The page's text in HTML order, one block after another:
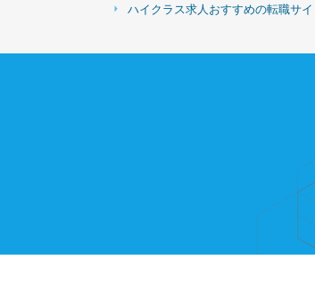
ハイクラス求人おすすめの転職サイ